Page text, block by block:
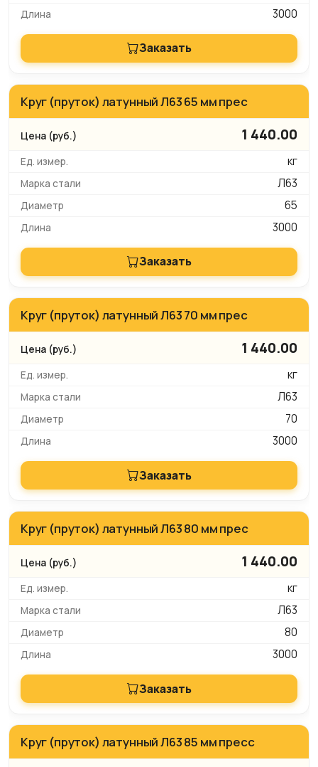
3000
Заказать
Круг (пруток) латунный Л63 65 мм прес
1 440.00
кг
Л63
65
3000
Заказать
Круг (пруток) латунный Л63 70 мм прес
1 440.00
кг
Л63
70
3000
Заказать
Круг (пруток) латунный Л63 80 мм прес
1 440.00
кг
Л63
80
3000
Заказать
Круг (пруток) латунный Л63 85 мм пресс